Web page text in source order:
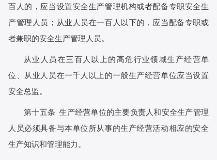
百人的，应当设置安全生产管理机构或者配备专职安全生
产管理人员；从业人员在一百人以下的，应当配备专职或
者兼职的安全生产管理人员。
从业人员在三百人以上的高危行业领域生产经营单
位、从业人员在一千人以上的一般生产经营单位应当设置
安全总监。
第十五条 生产经营单位的主要负责人和安全生产管理
人员必须具备与本单位所从事的生产经营活动相应的安全
生产知识和管理能力。